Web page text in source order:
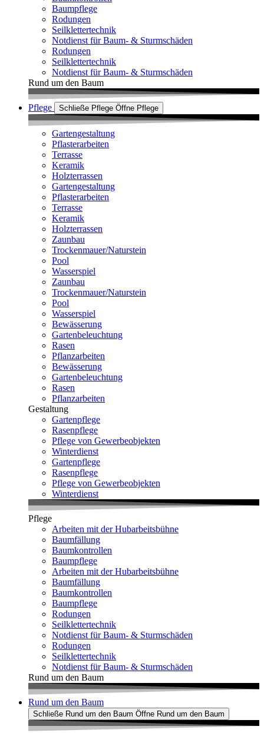
Baumpflege
Rodungen
Seilklettertechnik
Notdienst für Baum- & Sturmschäden
Rodungen
Seilklettertechnik
Notdienst für Baum- & Sturmschäden
Rund um den Baum
Pflege Schließe Pflege Öffne Pflege
Gartengestaltung
Pflasterarbeiten
Terrasse
Keramik
Holzterrassen
Gartengestaltung
Pflasterarbeiten
Terrasse
Keramik
Holzterrassen
Zaunbau
Trockenmauer/Naturstein
Pool
Wasserspiel
Zaunbau
Trockenmauer/Naturstein
Pool
Wasserspiel
Bewässerung
Gartenbeleuchtung
Rasen
Pflanzarbeiten
Bewässerung
Gartenbeleuchtung
Rasen
Pflanzarbeiten
Gestaltung
Gartenpflege
Rasenpflege
Pflege von Gewerbeobjekten
Winterdienst
Gartenpflege
Rasenpflege
Pflege von Gewerbeobjekten
Winterdienst
Pflege
Arbeiten mit der Hubarbeitsbühne
Baumfällung
Baumkontrollen
Baumpflege
Arbeiten mit der Hubarbeitsbühne
Baumfällung
Baumkontrollen
Baumpflege
Rodungen
Seilklettertechnik
Notdienst für Baum- & Sturmschäden
Rodungen
Seilklettertechnik
Notdienst für Baum- & Sturmschäden
Rund um den Baum
Rund um den Baum
Schließe Rund um den Baum Öffne Rund um den Baum